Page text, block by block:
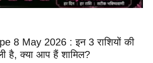
8 May 2026 : इन 3 राशियों की
है, क्या आप हैं शामिल?